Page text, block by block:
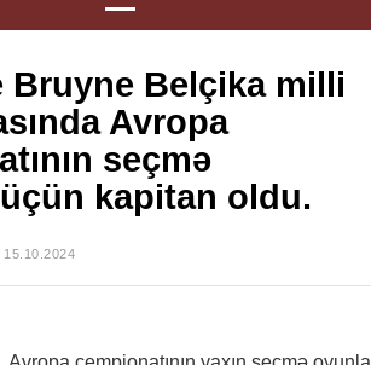
Bruyne Belçika milli
Avropa
seçmə
kapitan oldu.